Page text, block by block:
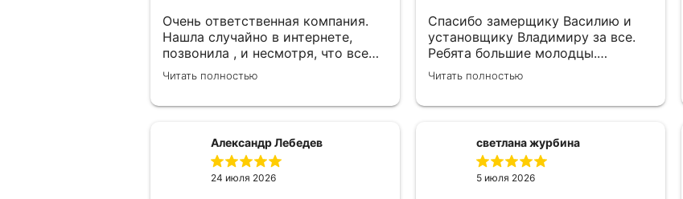
Очень ответственная компания.
Нашла случайно в интернете,
позвонила , и несмотря, что все
замерщики были заняты, а мне
улетать, очень оперативно
сложностей после установки
мебели. В итоге все обсудили и
заключили договор! Спасибо !
Читать полностью
Спасибо замерщику Василию и
установщику Владимиру за все.
Ребята большие молодцы.
Достойные люди и хорошие
специалисты своего дела.
Читать полностью
Александр Лебедев
24 июля 2026
светлана журбина
5 июля 2026